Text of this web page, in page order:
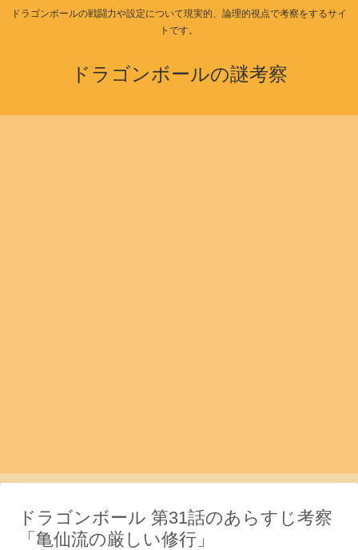
ドラゴンボールの戦闘力や設定について現実的、論理的視点で考察をするサイ
トです。
ドラゴンボールの謎考察
ドラゴンボール 第31話のあらすじ考察
「亀仙流の厳しい修行」